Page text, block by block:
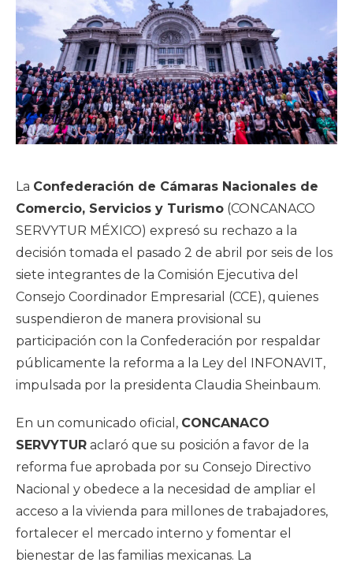
La Confederación de Cámaras Nacionales de
Comercio, Servicios y Turismo (CONCANACO
SERVYTUR MÉXICO) expresó su rechazo a la
decisión tomada el pasado 2 de abril por seis de los
siete integrantes de la Comisión Ejecutiva del
Consejo Coordinador Empresarial (CCE), quienes
suspendieron de manera provisional su
participación con la Confederación por respaldar
públicamente la reforma a la Ley del INFONAVIT,
impulsada por la presidenta Claudia Sheinbaum.
En un comunicado oficial, CONCANACO
SERVYTUR aclaró que su posición a favor de la
reforma fue aprobada por su Consejo Directivo
Nacional y obedece a la necesidad de ampliar el
acceso a la vivienda para millones de trabajadores,
fortalecer el mercado interno y fomentar el
bienestar de las familias mexicanas. La